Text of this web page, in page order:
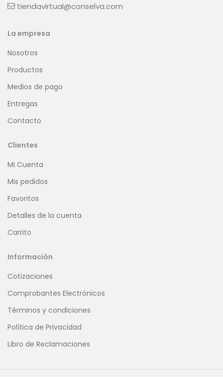
tiendavirtual@conselva.com
La empresa
Nosotros
Productos
Medios de pago
Entregas
Contacto
Clientes
Mi Cuenta
Mis pedidos
Favoritos
Detalles de la cuenta
Carrito
Información
Cotizaciones
Comprobantes Electrónicos
Términos y condiciones
Política de Privacidad
Libro de Reclamaciones